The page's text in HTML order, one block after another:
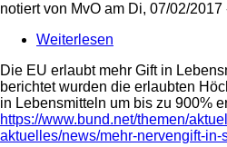
notiert von MvO am Di, 07/02/2017
Weiterlesen
für
Pestizide
in
Lebensmitteln
drastisch
Die EU erlaubt mehr Gift in
berichtet wurden die erlaubten
in Lebensmitteln um bis zu 900%
https://www.bund.net/themen/
aktuelles/news/mehr-nervengift-